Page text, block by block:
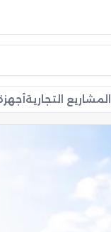
المشاريع التجارية